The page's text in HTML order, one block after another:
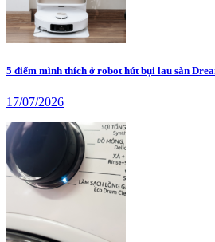
5 điểm mình thích ở robot hút bụi lau sàn
17/07/2026